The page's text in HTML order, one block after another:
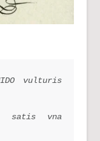
vulturis
satis vna